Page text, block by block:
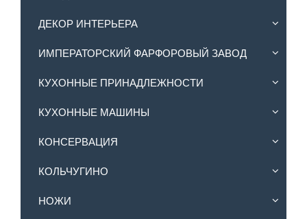
ДЕКОР ИНТЕРЬЕРА
ИМПЕРАТОРСКИЙ ФАРФОРОВЫЙ ЗАВОД
КУХОННЫЕ ПРИНАДЛЕЖНОСТИ
КУХОННЫЕ МАШИНЫ
КОНСЕРВАЦИЯ
КОЛЬЧУГИНО
НОЖИ